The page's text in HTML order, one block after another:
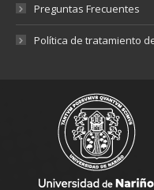
Preguntas Frecuentes
Política de tratamiento